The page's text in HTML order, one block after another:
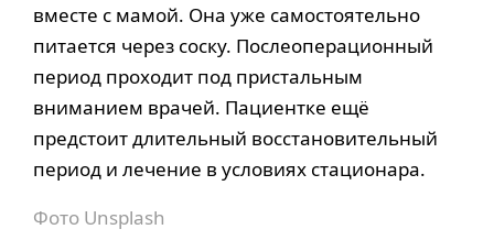
вместе с мамой. Она уже самостоятельно
питается через соску. Послеоперационный
период проходит под пристальным
вниманием врачей. Пациентке ещё
предстоит длительный восстановительный
период и лечение в условиях стационара.
Фото Unsplash